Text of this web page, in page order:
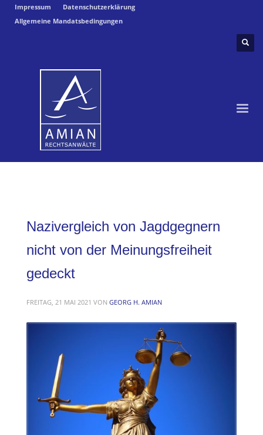
Impressum
Datenschutzerklärung
Allgemeine Mandatsbedingungen
Nazivergleich von Jagdgegnern
nicht von der Meinungsfreiheit
gedeckt
FREITAG, 21 MAI 2021 VON GEORG H. AMIAN